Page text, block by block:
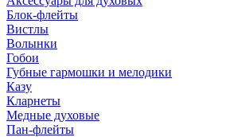
Блок-флейты
Вистлы
Волынки
Гобои
Губные гармошки и мелодики
Казу
Кларнеты
Медные духовые
Пан-флейты